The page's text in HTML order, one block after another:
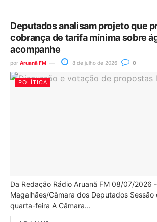
Deputados analisam projeto que
cobrança de tarifa mínima sobre
acompanhe
por Aruanã FM 8 de julho de 2026 0
POLÍTICA
Da Redação Rádio Aruanã FM 08/07/
Magalhães/Câmara dos Deputados Sessão
quarta-feira A Câmara...